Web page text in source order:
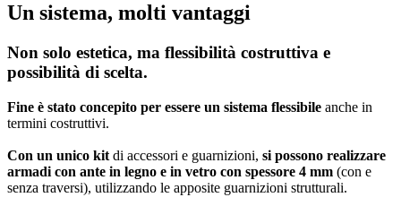
Un sistema, molti vantaggi
Non solo estetica, ma flessibilità costruttiva e
possibilità di scelta.
Fine è stato concepito per essere un sistema flessibile anche in
termini costruttivi.
Con un unico kit di accessori e guarnizioni, si possono realizzare
armadi con ante in legno e in vetro con spessore 4 mm (con e
senza traversi), utilizzando le apposite guarnizioni strutturali.